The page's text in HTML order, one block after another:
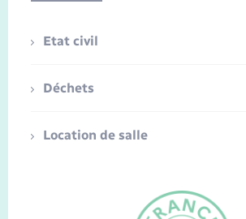
Etat civil
Déchets
Location de salle